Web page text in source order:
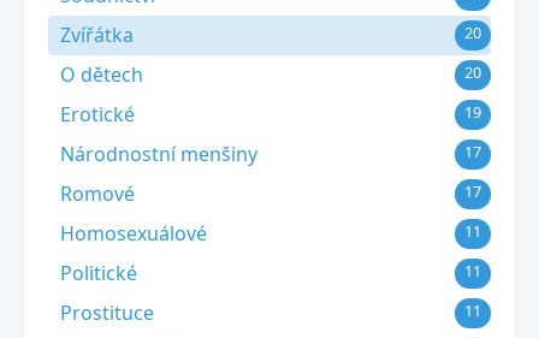
Zvířátka 20
O dětech 20
Erotické 19
Národnostní menšiny 17
Romové 17
Homosexuálové 11
Politické 11
Prostituce 11